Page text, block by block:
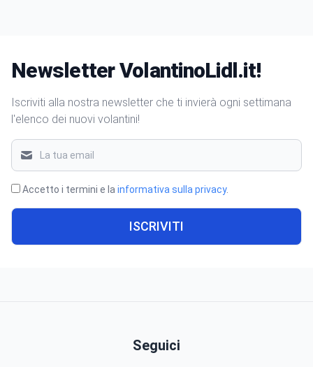
Newsletter VolantinoLidl.it!
Iscriviti alla nostra newsletter che ti invierà ogni settimana
l'elenco dei nuovi volantini!
Accetto i termini e lainformativa sulla privacy.
ISCRIVITI
Seguici